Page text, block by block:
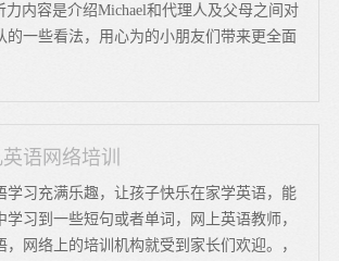
力内容是介绍Michael和代理人及父母之间对
的一些看法，用心为的小朋友们带来更全面
语网络培训
学习充满乐趣，让孩子快乐在家学英语，能
学习到一些短句或者单词，网上英语教师，
，网络上的培训机构就受到家长们欢迎。，